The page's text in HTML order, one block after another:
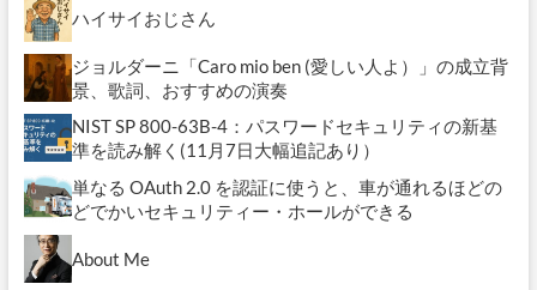
ハイサイおじさん
ジョルダーニ「Caro mio ben (愛しい人よ）」の成立背
景、歌詞、おすすめの演奏
NIST SP 800-63B-4：パスワードセキュリティの新基
準を読み解く(11月7日大幅追記あり）
単なる OAuth 2.0 を認証に使うと、車が通れるほどの
どでかいセキュリティー・ホールができる
About Me